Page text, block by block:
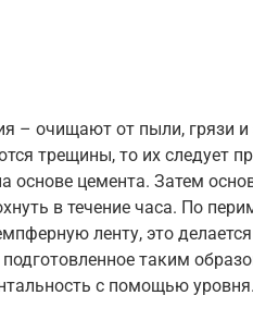
– очищают от пыли, грязи и
трещины, то их следует
основе цемента. Затем
в течение часа. По
ленту, это
таким
с помощью уровня.